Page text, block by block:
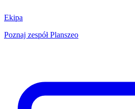
Ekipa
Poznaj zespół Planszeo